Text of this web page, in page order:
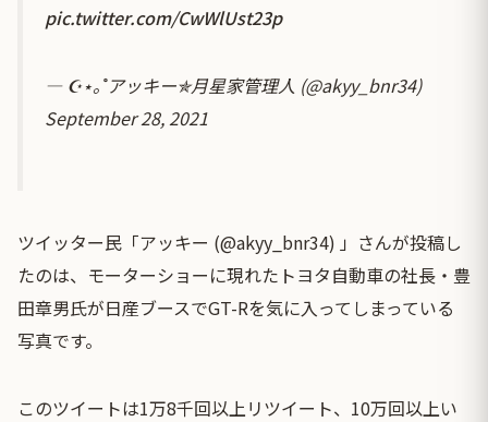
pic.twitter.com/CwWlUst23p
— ☪︎⋆｡˚アッキー✯️月星家管理人 (@akyy_bnr34)
September 28, 2021
ツイッター民「アッキー (@akyy_bnr34) 」さんが投稿し
たのは、モーターショーに現れたトヨタ自動車の社長・豊
田章男氏が日産ブースでGT-Rを気に入ってしまっている
写真です。
このツイートは1万8千回以上リツイート、10万回以上い